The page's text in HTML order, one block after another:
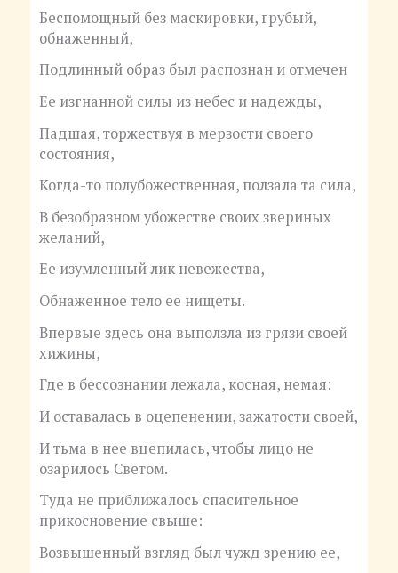
Беспомощный без маскировки, грубый,
обнаженный,
Подлинный образ был распознан и отмечен
Ее изгнанной силы из небес и надежды,
Падшая, торжествуя в мерзости своего
состояния,
Когда-то полубожественная, ползала та сила,
В безобразном убожестве своих звериных
желаний,
Ее изумленный лик невежества,
Обнаженное тело ее нищеты.
Впервые здесь она выползла из грязи своей
хижины,
Где в бессознании лежала, косная, немая:
И оставалась в оцепенении, зажатости своей,
И тьма в нее вцепилась, чтобы лицо не
озарилось Светом.
Туда не приближалось спасительное
прикосновение свыше:
Возвышенный взгляд был чужд зрению ее,